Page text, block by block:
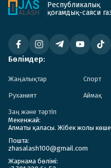
Республикалық
қоғамдық-саяси
Бөлімдер:
Жаңалықтар Спорт
Руханият Аймақ
Заң және тәртіп
Мекенжай:
Алматы қаласы. Жібек жолы
Пошта:
zhasalash100@gmail.com
Жарнама бөлімі: